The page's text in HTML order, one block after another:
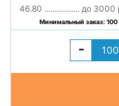
46.80 ................. до 3000
Минимальный заказ: 100
-